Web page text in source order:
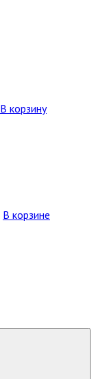
В корзину
В корзине